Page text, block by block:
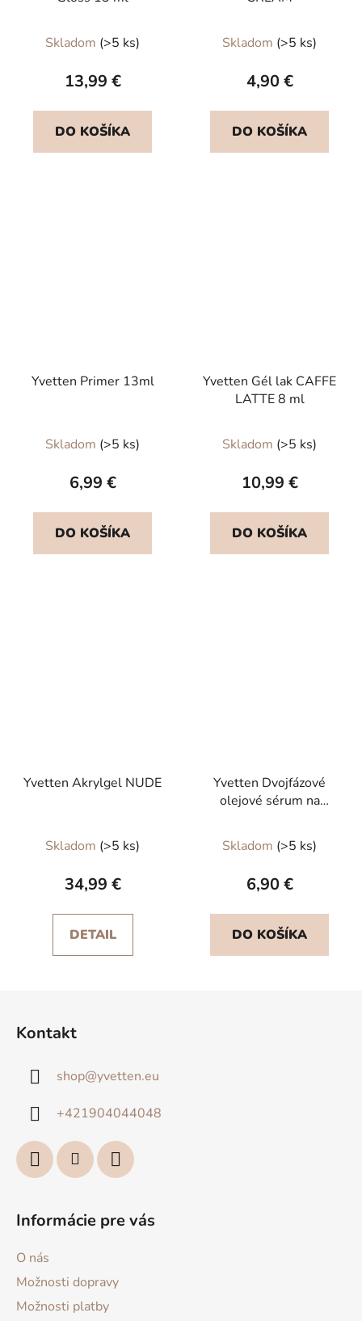
Skladom (>5 ks)
13,99 €
DO KOŠÍKA
Skladom (>5 ks)
4,90 €
DO KOŠÍKA
Yvetten Primer 13ml
hodnotenie
produktu
5,0
z
Skladom (>5 ks)
6,99 €
DO KOŠÍKA
Yvetten Gél lak CAFFE
LATTE 8 ml
Skladom (>5 ks)
10,99 €
DO KOŠÍKA
Yvetten Akrylgel NUDE
Skladom (>5 ks)
34,99 €
DETAIL
Yvetten Dvojfázové
olejové sérum na
hodnotenie
produktu
5,0
z
Skladom (>5 ks)
6,90 €
DO KOŠÍKA
Kontakt
shop@yvetten.eu
+421904044048
Informácie pre vás
O nás
Možnosti dopravy
Možnosti platby